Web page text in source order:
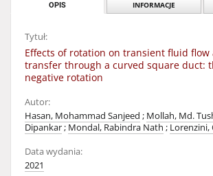
OPIS INFORMACJE
Tytuł:
Effects of rotation on transient fluid flow
transfer through a curved square duct:
negative rotation
Autor:
Hasan, Mohammad Sanjeed ; Mollah, Md.
Dipankar; Mondal, Rabindra Nath ; Lorenzini,
Data wydania:
2021